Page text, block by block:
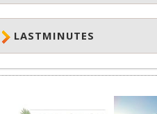
LASTMINUTES